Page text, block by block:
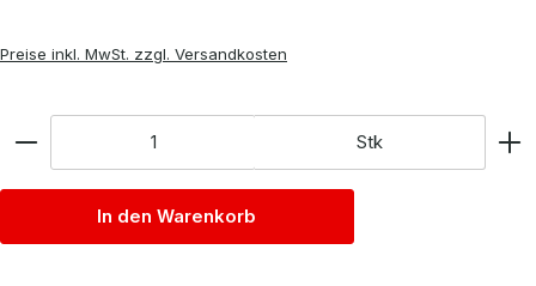
Preise inkl. MwSt. zzgl. Versandkosten
Stk
In den Warenkorb